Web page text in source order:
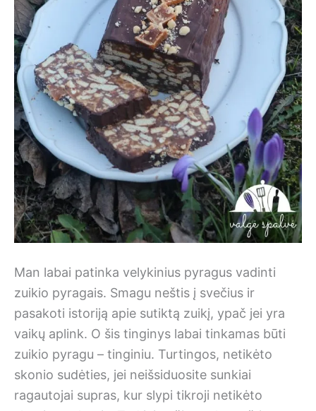
Man labai patinka velykinius pyragus vadinti
zuikio pyragais. Smagu neštis į svečius ir
pasakoti istoriją apie sutiktą zuikį, ypač jei yra
vaikų aplink. O šis tinginys labai tinkamas būti
zuikio pyragu – tinginiu. Turtingos, netikėto
skonio sudėties, jei neišsiduosite sunkiai
ragautojai supras, kur slypi tikroji netikėto